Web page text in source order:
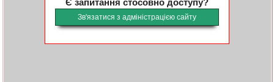
Є запитання стосовно доступу?
Зв'язатися з адміністрацією сайту